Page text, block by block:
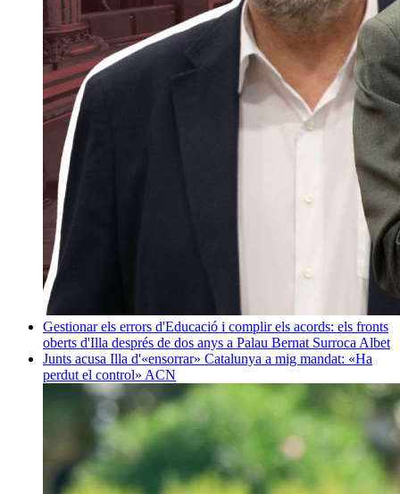
Gestionar els errors d'Educació i complir els acords: els fronts
oberts d'Illa després de dos anys a Palau Bernat Surroca Albet
Junts acusa Illa d'«ensorrar» Catalunya a mig mandat: «Ha
perdut el control» ACN